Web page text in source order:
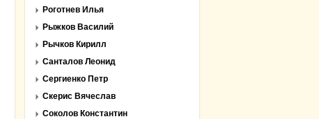
Роготнев Илья
Рыжков Василий
Рычков Кирилл
Санталов Леонид
Сергиенко Петр
Скерис Вячеслав
Соколов Константин